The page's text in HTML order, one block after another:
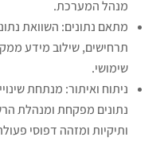
מנהל המערכת.
מתאם נתונים: השוואת
תרחישים, שילוב מידע
שימושי.
ניתוח ואיתור: מנתחת
נתונים מפקחת ומנהלת
ותיקיות ומזהה דפוסי